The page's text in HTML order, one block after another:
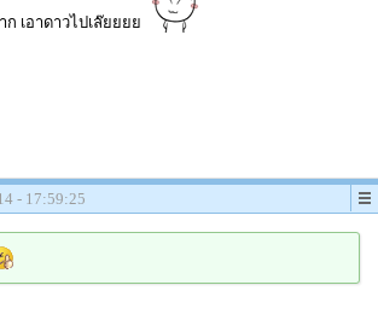
เอาดาวไปเล๊ยยยย
- 17:59:25